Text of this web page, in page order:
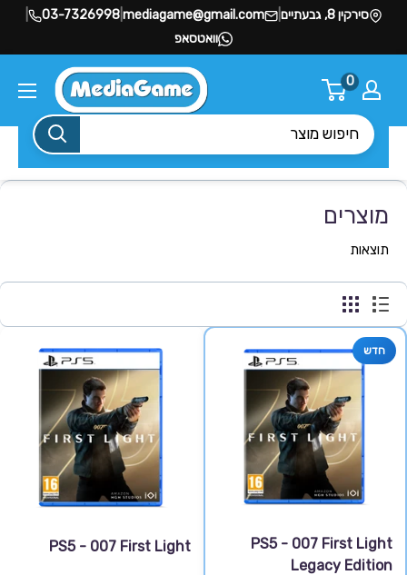
סירקין 8, גבעתיים |
mediagame@gmail.com
|
03-7326998
וואטסאפ
0
מוצרים
תוצאות
PS5 - 007 First Light
חדש
PS5 - 007 First Light
Legacy Edition